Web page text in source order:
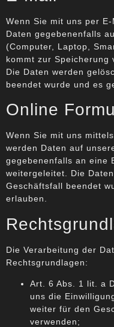
Wenn Sie mit uns per
Daten gegebenenfalls
(Computer, Laptop,
kommt zur Speicherung
Die Daten werden
beendet wurde und es
Online
Wenn Sie mit uns
werden Daten auf
gegebenenfalls an eine
weitergeleitet. Die
Geschäftsfall beendet
erlauben.
Die Verarbeitung der
Rechtsgrundlagen:
Art. 6 Abs. 1 lit. a
uns die
weiter für den
verwenden;